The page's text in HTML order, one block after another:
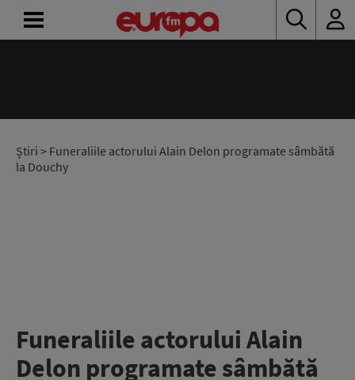
Știri > Funeraliile actorului Alain Delon programate sâmbătă
la Douchy
Funeraliile actorului Alain
Delon programate sâmbătă
RADIO